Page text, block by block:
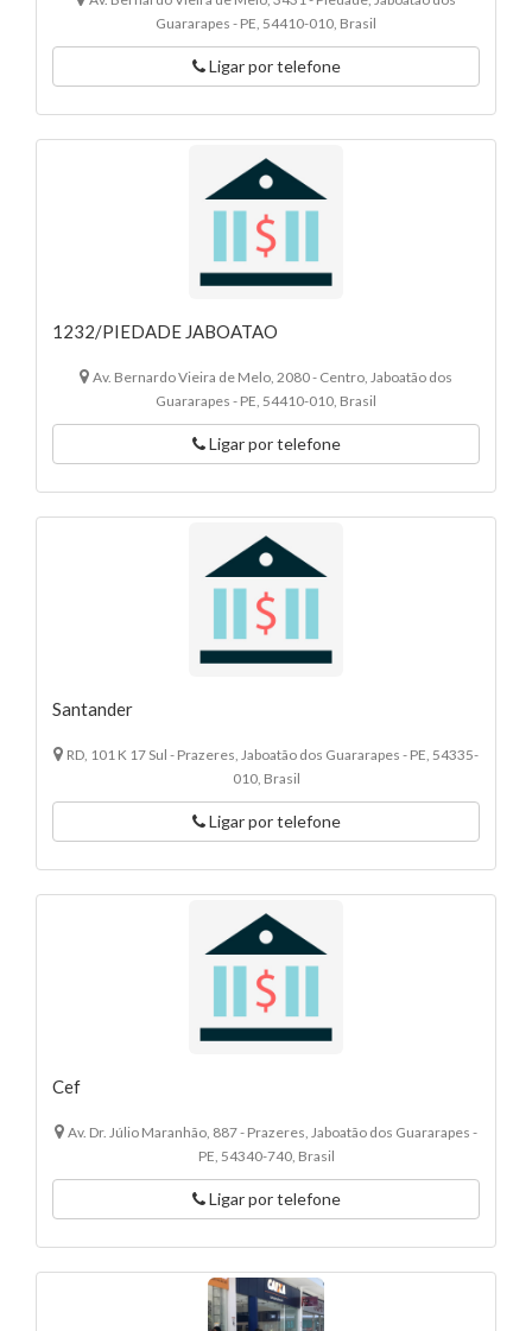
Guararapes - PE, 54410-010, Brasil
Ligar por telefone
1232/PIEDADE JABOATAO
Av. Bernardo Vieira de Melo, 2080 - Centro, Jaboatão dos
Guararapes - PE, 54410-010, Brasil
Ligar por telefone
Santander
RD, 101 K 17 Sul - Prazeres, Jaboatão dos Guararapes - PE, 54335-
010, Brasil
Ligar por telefone
Cef
Av. Dr. Júlio Maranhão, 887 - Prazeres, Jaboatão dos Guararapes -
PE, 54340-740, Brasil
Ligar por telefone